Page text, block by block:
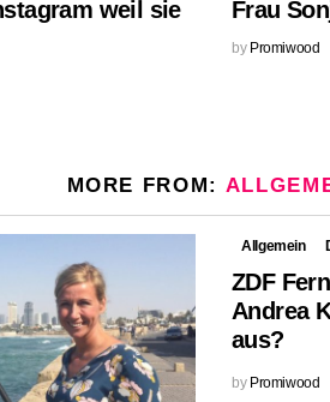
weil sie
Frau
by Promiwood
MORE FROM:
Allgemein
ZDF
Andrea
aus?
by Promiwood